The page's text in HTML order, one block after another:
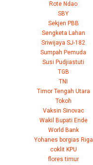
Rote Ndao
SBY
Sekjen PBB
Sengketa Lahan
Sriwijaya SJ-182
Sumpah Pemuda
Susi Pudjiastuti
TGB
TNI
Timor Tengah Utara
Tokoh
Vaksin Sinovac
Wakil Bupati Ende
World Bank
Yohanes borgias Riga
coklit KPU
flores timur